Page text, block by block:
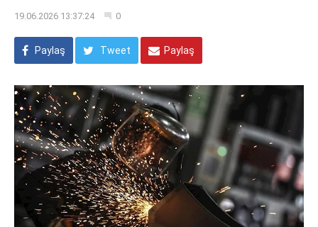
19.06.2026 13:37:24 0
Paylaş Tweet Paylaş